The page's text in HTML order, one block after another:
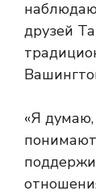
друзей
«Я